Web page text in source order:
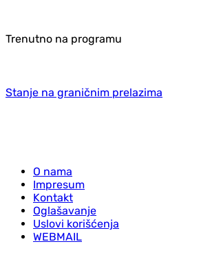
Trenutno na programu
Stanje na graničnim prelazima
O nama
Impresum
Kontakt
Oglašavanje
Uslovi korišćenja
WEBMAIL